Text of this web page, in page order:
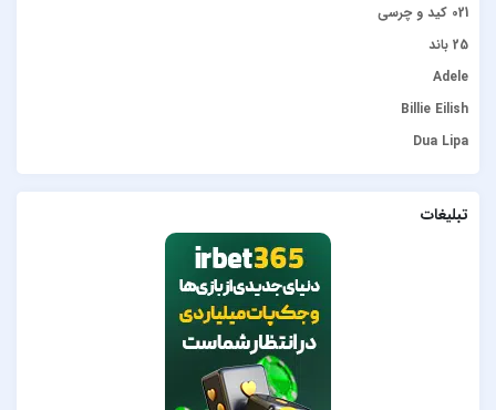
021 کید و چرسی
25 باند
Adele
Billie Eilish
Dua Lipa
Gülşen
تبلیغات